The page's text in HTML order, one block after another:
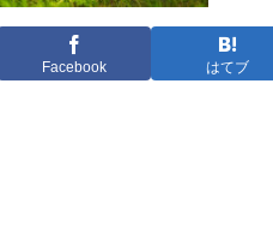
Facebook はてブ